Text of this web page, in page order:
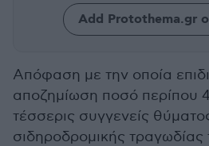
Add Protothema.gr
Απόφαση με την οποία
αποζημίωση ποσό περίπου
τέσσερις συγγενείς
σιδηροδρομικής